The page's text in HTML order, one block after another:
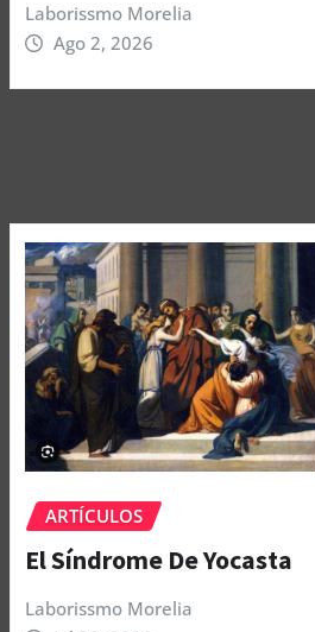
Laborissmo Morelia
Ago 2, 2026
ARTÍCULOS
El Síndrome De Yocasta
Laborissmo Morelia